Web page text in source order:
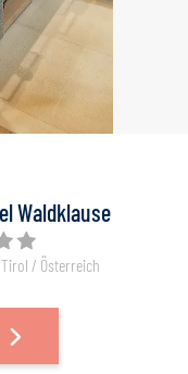
Waldklause
/ Österreich